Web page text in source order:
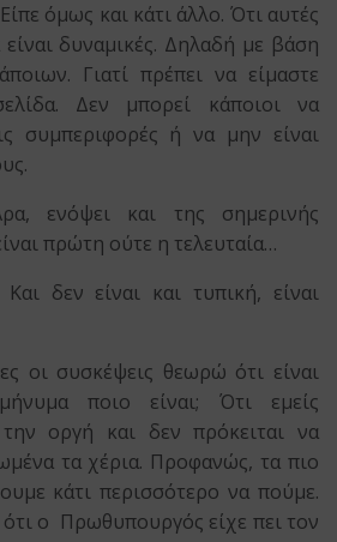
όμως και κάτι άλλο. Ότι αυτές
δυναμικές. Δηλαδή με βάση
Γιατί πρέπει να είμαστε
Δεν μπορεί κάποιοι να
συμπεριφορές ή να μην είναι
ενόψει και της σημερινής
πρώτη ούτε η τελευταία…
Και δεν είναι και τυπική, είναι
οι συσκέψεις θεωρώ ότι είναι
ποιο είναι; Ότι εμείς
την οργή και δεν πρόκειται να
τα χέρια. Προφανώς, τα πιο
κάτι περισσότερο να πούμε.
ο Πρωθυπουργός είχε πει τον